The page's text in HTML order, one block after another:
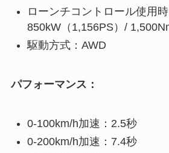
ローンチコントロール使用時
850kW（1,156PS）/
駆動方式：AWD
パフォーマンス：
0-100km/h加速：2.5秒
0-200km/h加速：7.4秒